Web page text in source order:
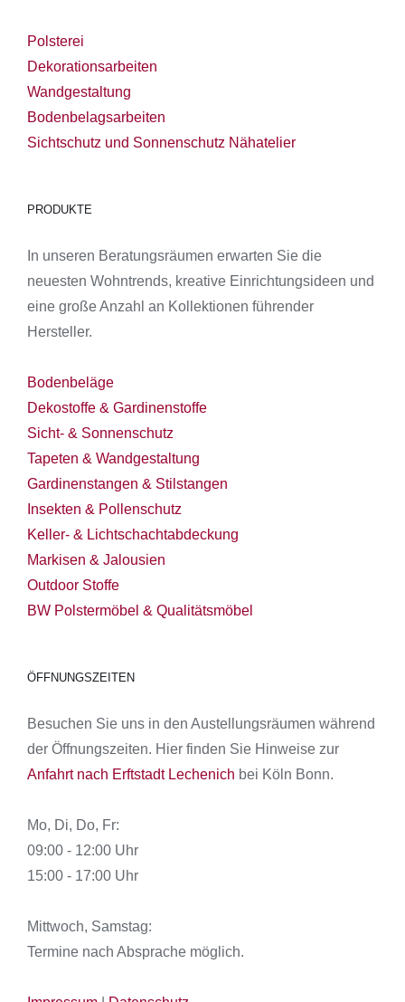
Polsterei
Dekorationsarbeiten
Wandgestaltung
Bodenbelagsarbeiten
Sichtschutz und Sonnenschutz Nähatelier
PRODUKTE
In unseren Beratungsräumen erwarten Sie die
neuesten Wohntrends, kreative Einrichtungsideen und
eine große Anzahl an Kollektionen führender
Hersteller.
Bodenbeläge
Dekostoffe & Gardinenstoffe
Sicht- & Sonnenschutz
Tapeten & Wandgestaltung
Gardinenstangen & Stilstangen
Insekten & Pollenschutz
Keller- & Lichtschachtabdeckung
Markisen & Jalousien
Outdoor Stoffe
BW Polstermöbel & Qualitätsmöbel
ÖFFNUNGSZEITEN
Besuchen Sie uns in den Austellungsräumen während
der Öffnungszeiten. Hier finden Sie Hinweise zur
Anfahrt nach Erftstadt Lechenich bei Köln Bonn.
Mo, Di, Do, Fr:
09:00 - 12:00 Uhr
15:00 - 17:00 Uhr
Mittwoch, Samstag:
Termine nach Absprache möglich.